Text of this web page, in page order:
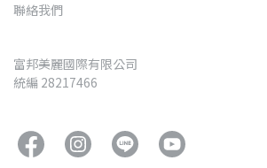
聯絡我們
富邦美麗國際有限公司
統編 28217466